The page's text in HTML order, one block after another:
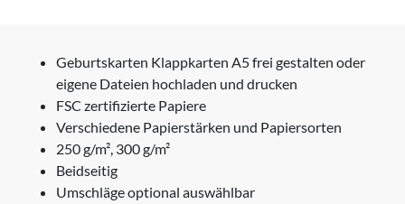
Geburtskarten Klappkarten A5 frei gestalten oder
eigene Dateien hochladen und drucken
FSC zertifizierte Papiere
Verschiedene Papierstärken und Papiersorten
250 g/m², 300 g/m²
Beidseitig
Umschläge optional auswählbar